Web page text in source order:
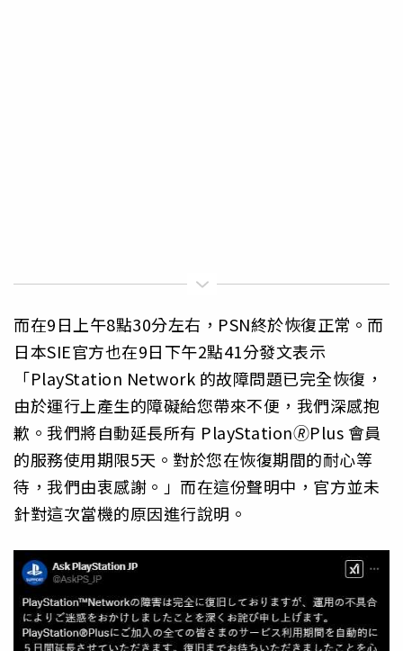
而在9日上午8點30分左右，PSN終於恢復正常。而
日本SIE官方也在9日下午2點41分發文表示
「PlayStation Network 的故障問題已完全恢復，
由於運行上產生的障礙給您帶來不便，我們深感抱
歉。我們將自動延長所有 PlayStation🄬Plus 會員
的服務使用期限5天。對於您在恢復期間的耐心等
待，我們由衷感謝。」而在這份聲明中，官方並未
針對這次當機的原因進行說明。